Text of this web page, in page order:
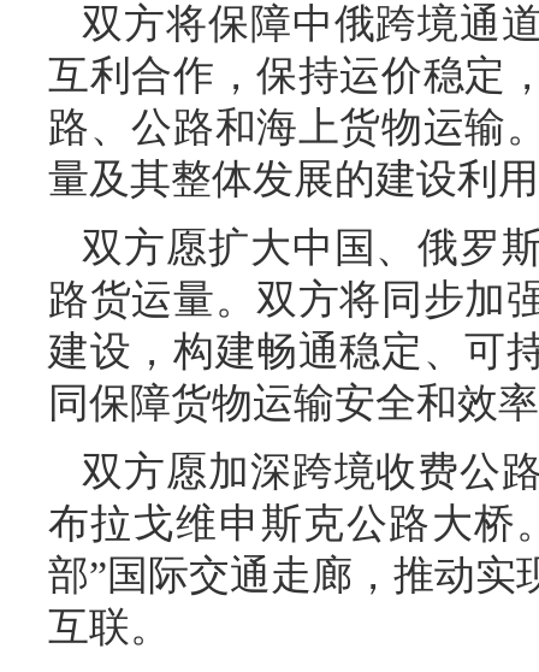
双方将保障中俄跨境通
互利合作，保持运价稳定
路、公路和海上货物运输
量及其整体发展的建设利
双方愿扩大中国、俄罗
路货运量。双方将同步加
建设，构建畅通稳定、可
同保障货物运输安全和效
双方愿加深跨境收费公
布拉戈维申斯克公路大桥
部”国际交通走廊，推动实
互联。